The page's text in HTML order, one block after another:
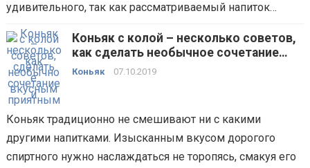
удивительного, так как рассматриваемый напиток…
Коньяк с колой – несколько советов,
как сделать необычное сочетание
вкусным и приятным
Коньяк 07.10.2019
Коньяк традиционно не смешивают ни с какими
другими напитками. Изысканным вкусом дорогого
спиртного нужно наслаждаться не торопясь, смакуя его